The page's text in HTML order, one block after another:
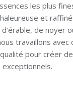
les plus
et
d’érable, de noyer
travaillons avec
pour créer